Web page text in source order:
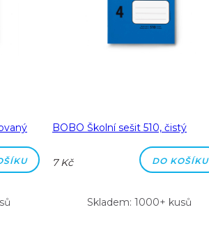
BOBO Školní sešit 510, čistý
7 Kč DO KOŠÍKU
Skladem: 1000+ kusů